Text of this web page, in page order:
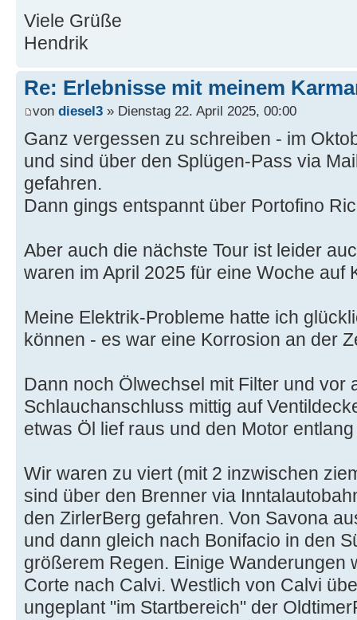
Viele Grüße
Hendrik
Re: Erlebnisse mit meinem
von diesel3 » Dienstag 22. April 2025, 00:00
Ganz vergessen zu schreiben - im
und sind über den Splügen-Pass via
gefahren.
Dann gings entspannt über Portofino
Aber auch die nächste Tour ist leider
waren im April 2025 für eine Woche auf
Meine Elektrik-Probleme hatte ich
können - es war eine Korrosion an der
Dann noch Ölwechsel mit Filter und vor
Schlauchanschluss mittig auf
etwas Öl lief raus und den Motor
Wir waren zu viert (mit 2 inzwischen
sind über den Brenner via
den ZirlerBerg gefahren. Von Savona
und dann gleich nach Bonifacio in den
größerem Regen. Einige Wanderungen
Corte nach Calvi. Westlich von Calvi
ungeplant "im Startbereich" der